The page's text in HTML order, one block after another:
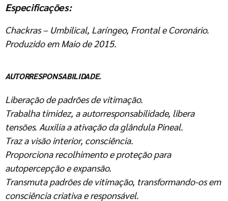
Especificações:
Chackras – Umbilical, Laríngeo, Frontal e Coronário.
Produzido em Maio de 2015.
AUTORRESPONSABILIDADE.
Liberação de padrões de vitimação.
Trabalha timidez, a autorresponsabilidade, libera
tensões. Auxilia a ativação da glândula Pineal.
Traz a visão interior, consciência.
Proporciona recolhimento e proteção para
autopercepção e expansão.
Transmuta padrões de vitimação, transformando-os em
consciência criativa e responsável.